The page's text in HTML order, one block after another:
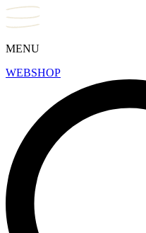
MENU
WEBSHOP